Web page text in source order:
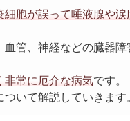
細胞が誤って唾液腺や
管、神経などの臓器
非常に厄介な病気です。
いて解説していきます